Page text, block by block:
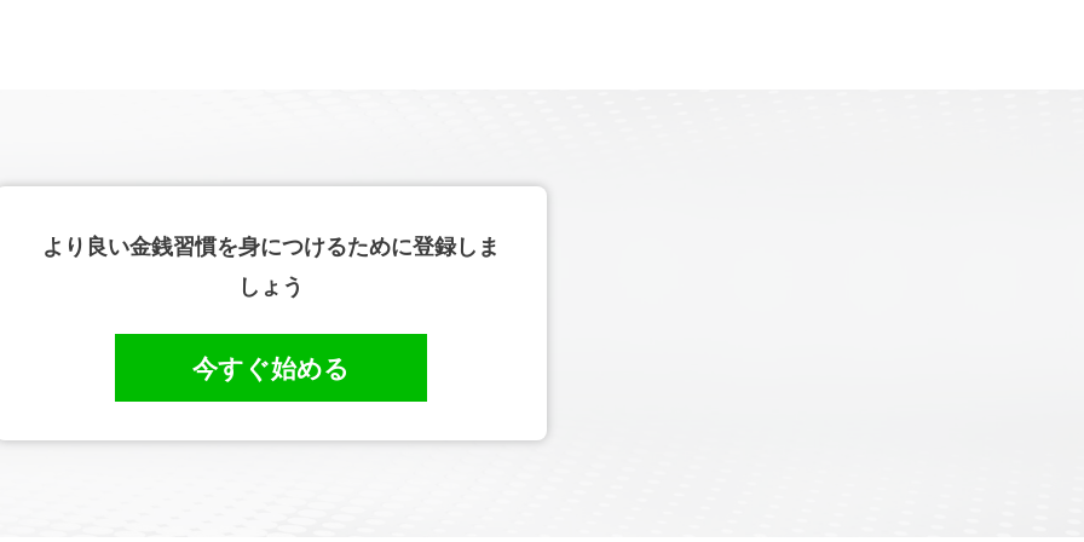
より良い金銭習慣を身につけるために登録しま
しょう
今すぐ始める